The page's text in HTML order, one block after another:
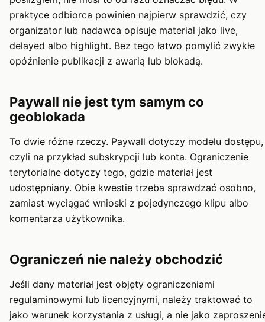
praktyce odbiorca powinien najpierw sprawdzić, czy
organizator lub nadawca opisuje materiał jako live,
delayed albo highlight. Bez tego łatwo pomylić zwykłe
opóźnienie publikacji z awarią lub blokadą.
Paywall nie jest tym samym co
geoblokada
To dwie różne rzeczy. Paywall dotyczy modelu dostępu,
czyli na przykład subskrypcji lub konta. Ograniczenie
terytorialne dotyczy tego, gdzie materiał jest
udostępniany. Obie kwestie trzeba sprawdzać osobno,
zamiast wyciągać wnioski z pojedynczego klipu albo
komentarza użytkownika.
Ograniczeń nie należy obchodzić
Jeśli dany materiał jest objęty ograniczeniami
regulaminowymi lub licencyjnymi, należy traktować to
jako warunek korzystania z usługi, a nie jako